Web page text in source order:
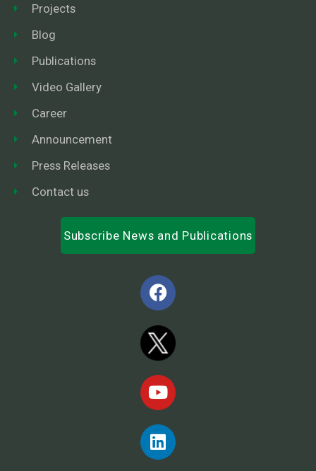
Projects
Blog
Publications
Video Gallery
Career
Announcement
Press Releases
Contact us
Subscribe News and Publications